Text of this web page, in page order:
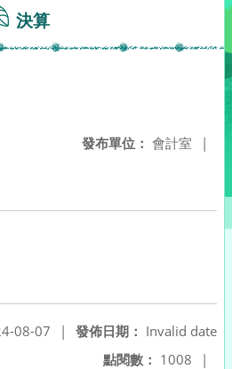
決算
發布單位： 會計室 |
發佈日期： Invalid date
08-07
|
點閱數： 1008 |